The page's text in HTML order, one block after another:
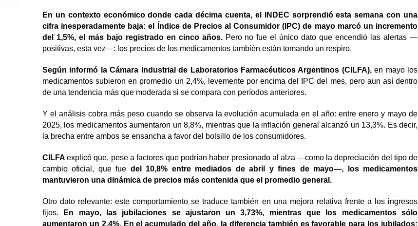
En un contexto económico donde cada décima cuenta, el INDEC sorprendió esta semana con una
cifra inesperadamente baja: el Índice de Precios al Consumidor (IPC) de mayo marcó un incremento
del 1,5%, el más bajo registrado en cinco años.Pero no fue el único dato que encendió las alertas —
positivas, esta vez—: los precios de los medicamentos también están tomando un respiro.
Según informó la Cámara Industrial de Laboratorios Farmacéuticos Argentinos (CILFA),en mayo los
medicamentos subieron en promedio un 2,4%, levemente por encima del IPC del mes, pero aun así dentro
de una tendencia más que moderada si se compara con períodos anteriores.
Y el análisis cobra más peso cuando se observa la evolución acumulada en el año: entre enero y mayo de
2025, los medicamentos aumentaron un 8,8%, mientras que la inflación general alcanzó un 13,3%. Es decir,
la brecha entre ambos se ensancha a favor del bolsillo de los consumidores.
CILFAexplicó que, pese a factores que podrían haber presionado al alza —como la depreciación del tipo de
cambio oficial, que fue del 10,8% entre mediados de abril y fines de mayo—, los medicamentos
mantuvieron una dinámica de precios más contenida que el promedio general.
Otro dato relevante: este comportamiento se traduce también en una mejora relativa frente a los ingresos
fijos.
En mayo, las jubilaciones se ajustaron un 3,73%, mientras que los medicamentos sólo
aumentaron un 2,4%. En el acumulado del año, la diferencia también es favorable para los jubilados: